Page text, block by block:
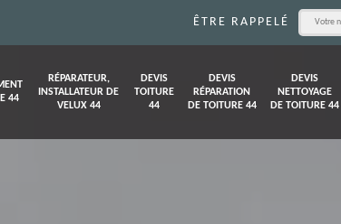
ÊTRE RAPPELÉ
44
RÉPARATEUR,
INSTALLATEUR DE
VELUX 44
DEVIS
TOITURE
44
DEVIS
RÉPARATION
DE TOITURE 44
DEVIS
NETTOYAGE
DE TOITURE 44